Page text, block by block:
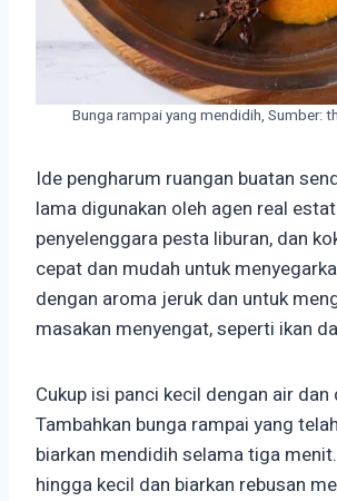
Bunga rampai yang mendidih, Sumber:
Ide pengharum ruangan buatan
lama digunakan oleh agen real
penyelenggara pesta liburan, dan
cepat dan mudah untuk
dengan aroma jeruk dan untuk
masakan menyengat, seperti ikan
Cukup isi panci kecil dengan air dan
Tambahkan bunga rampai yang
biarkan mendidih selama tiga
hingga kecil dan biarkan rebusan